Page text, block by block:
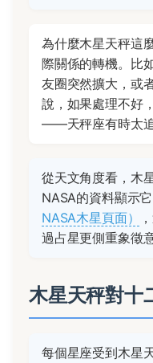
為什麼木星天秤這
際關係的轉機。比
友圈突然擴大，或
說，如果處理不好
——天秤座有時太追
從天文角度看，木
NASA的資料顯示
NASA木星頁面）
過占星更側重象徵意
木星天秤對十
每個星座受到木星